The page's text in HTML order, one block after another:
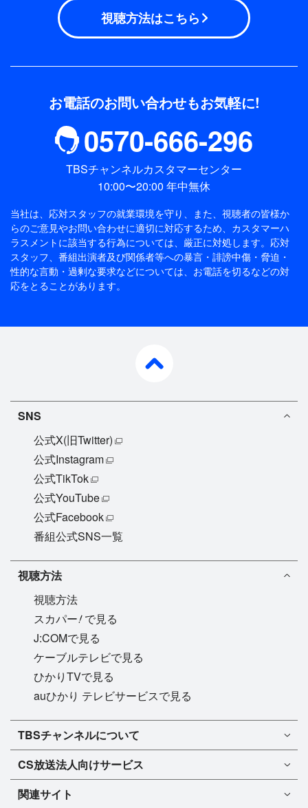
視聴方法はこちら
お電話のお問い合わせもお気軽に!
0570-666-296
TBSチャンネルカスタマーセンター
10:00〜20:00 年中無休
当社は、応対スタッフの就業環境を守り、また、視聴者の皆様か
らのご意見やお問い合わせに適切に対応するため、 カスタマーハ
ラスメントに該当する行為については、厳正に対処します。応対
スタッフ、番組出演者及び関係者等への暴言・誹謗中傷・脅迫・
性的な言動・過剰な要求などについては、お電話を切るなどの対
応をとることがあります。
SNS
公式X(旧Twitter)
公式Instagram
公式TikTok
公式YouTube
公式Facebook
番組公式SNS一覧
視聴方法
視聴方法
スカパー!で見る
J:COMで見る
ケーブルテレビで見る
ひかりTVで見る
auひかり テレビサービスで見る
TBSチャンネル1
TBSチャンネル2
マンスリーガイド［PDF］
TBSチャンネルについて
TBSチャンネルについて
FAQ・よくあるご質問
インフォメーション
CS放送法人向けサービス
法人向けサービスについて
TBSチャンネル1
ドラマ
関連サイト